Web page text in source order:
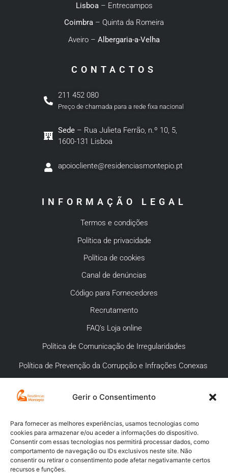
Gerir o Consentimento
Para fornecer as melhores experiências, usamos tecnologias como
cookies para armazenar e/ou aceder a informações do dispositivo.
Consentir com essas tecnologias nos permitirá processar dados, como
comportamento de navegação ou IDs exclusivos neste site. Não
consentir ou retirar o consentimento pode afetar negativamante certos
recursos e funções.
Lisboa– Entrecampos
Coimbra – Quinta da Romeira
Aveiro – Albergaria-a-Velha
CONTACTOS
211 452 080
Preço de chamada para a rede fixa nacional
Sede– Rua Julieta Ferrão, n.º 10, 5,
1600-131 Lisboa
apoiocliente@residenciasmontepio.pt
INFORMAÇÃO LEGAL
Termos e condições
Política de privacidade
Política de cookies
Canal de denúncias
Código para Fornecedores
Recrutamento
FAQ’s Loja online
Política de Comunicação de Irregularidades
Política de Prevenção da Corrupção e Infrações Conexas
APOIO AO CLIENTE
Meios de pagamento
Compra segura
Campanhas promocionais